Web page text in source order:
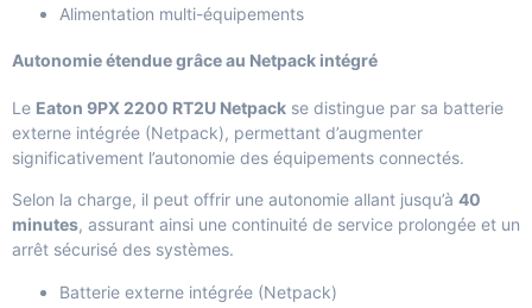
Alimentation multi-équipements
Autonomie étendue grâce au Netpack intégré
Le Eaton 9PX 2200 RT2U Netpack se distingue par sa batterie
externe intégrée (Netpack), permettant d’augmenter
significativement l’autonomie des équipements connectés.
Selon la charge, il peut offrir une autonomie allant jusqu’à 40
minutes, assurant ainsi une continuité de service prolongée et un
arrêt sécurisé des systèmes.
Batterie externe intégrée (Netpack)